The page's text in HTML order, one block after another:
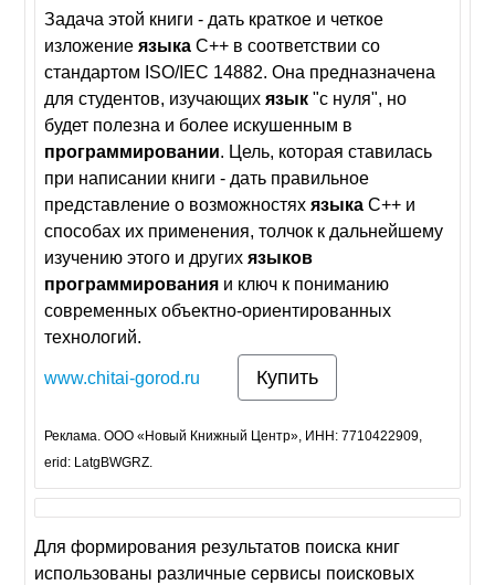
Задача этой книги - дать краткое и четкое
изложениеязыка С++ в соответствии со
стандартом ISO/IEC 14882. Она предназначена
для студентов, изучающихязык "с нуля", но
будет полезна и более искушенным в
программировании. Цель, которая ставилась
при написании книги - дать правильное
представление о возможностяхязыка С++ и
способах их применения, толчок к дальнейшему
изучению этого и другихязыков
программирования и ключ к пониманию
современных объектно-ориентированных
технологий.
www.chitai-gorod.ru Купить
Реклама. ООО «Новый Книжный Центр», ИНН: 7710422909,
erid: LatgBWGRZ.
Для формирования результатов поиска книг
использованы различные сервисы поисковых